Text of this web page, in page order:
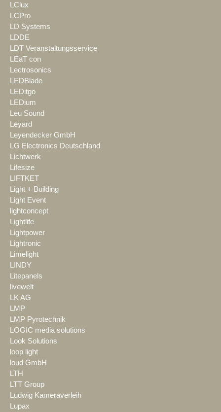
LClux
LCPro
LD Systems
LDDE
LDT Veranstaltungsservice
LEaT con
Lectrosonics
LEDBlade
LEDitgo
LEDium
Leu Sound
Leyard
Leyendecker GmbH
LG Electronics Deutschland
Lichtwerk
Lifesize
LIFTKET
Light + Building
Light Event
lightconcept
Lightlife
Lightpower
Lightronic
Limelight
LINDY
Litepanels
livewelt
LK AG
LMP
LMP Pyrotechnik
LOGIC media solutions
Look Solutions
loop light
loud GmbH
LTH
LTT Group
Ludwig Kameraverleih
Lupax